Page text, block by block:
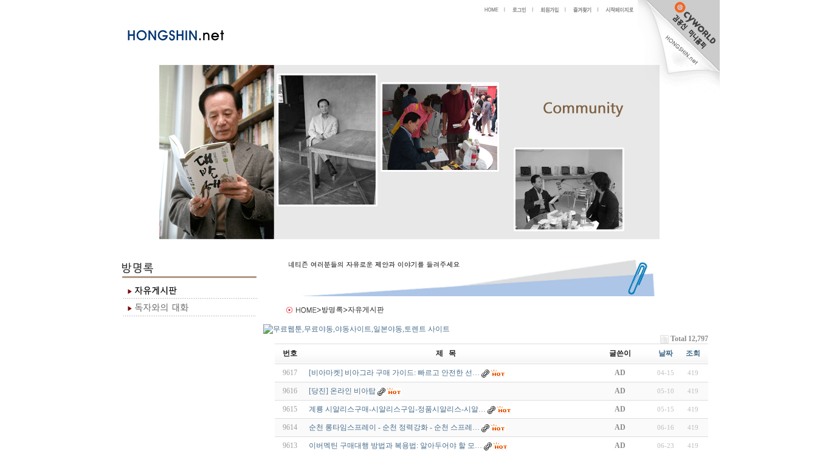
Total 12,797
번호
제 목 글쓴이 날짜 조회
9617 [비아마켓] 비아그라 구매 가이드: 빠르고 안전한 선… AD 04-15 419
9616 [당진] 온라인 비아탑 AD 05-10 419
9615 계룡 시알리스구매-시알리스구입-정품시알리스-시알… AD 05-15 419
9614 순천 롱타임스프레이 - 순천 정력강화 - 순천 스프레… AD 06-16 419
9613 이버멕틴 구매대행 방법과 복용법: 알아두어야 할 모… AD 06-23 419